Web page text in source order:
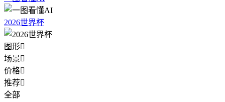
2026世界杯
图形
场景
价格
推荐
全部